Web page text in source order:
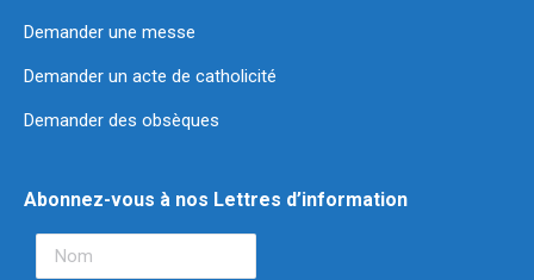
Demander une messe
Demander un acte de catholicité
Demander des obsèques
Abonnez-vous à nos Lettres d’information